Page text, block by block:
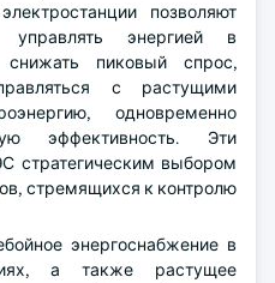
позволяют
управлять энергией в
пиковый спрос,
с растущими
одновременно
эффективность. Эти
стратегическим выбором
стремящихся к контролю
энергоснабжение в
а также растущее